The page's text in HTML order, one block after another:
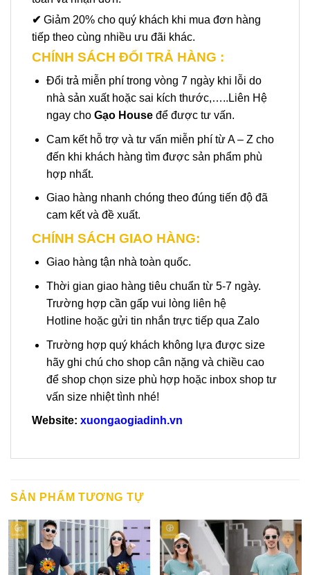
✔ Giảm 20% cho quý khách khi mua đơn hàng
tiếp theo cùng nhiều ưu đãi khác.
CHÍNH SÁCH ĐỔI TRẢ HÀNG :
Đổi trả miễn phí trong vòng 7 ngày khi lỗi do
nhà sản xuất hoặc sai kích thước,…..Liên Hệ
ngay cho Gạo Houseđể được tư vấn.
Cam kết hỗ trợ và tư vấn miễn phí từ A – Z cho
đến khi khách hàng tìm được sản phẩm phù
hợp nhất.
Giao hàng nhanh chóng theo đúng tiến độ đã
cam kết và đề xuất.
CHÍNH SÁCH GIAO HÀNG:
Giao hàng tận nhà toàn quốc.
Thời gian giao hàng tiêu chuẩn từ 5-7 ngày.
Trường hợp cần gấp vui lòng liên hệ
Hotline hoặc gửi tin nhắn trực tiếp qua Zalo
Trường hợp quý khách không lựa được size
hãy ghi chú cho shop cân nặng và chiều cao
để shop chọn size phù hợp hoặc inbox shop tư
vấn size nhiệt tình nhé!
Website: xuongaogiadinh.vn
SẢN PHẨM TƯƠNG TỰ